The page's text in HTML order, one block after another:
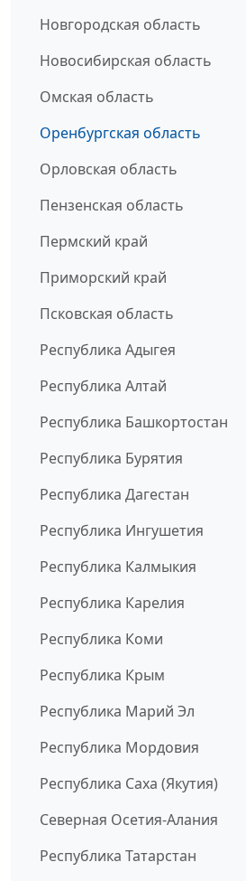
Новгородская область
Новосибирская область
Омская область
Оренбургская область
Орловская область
Пензенская область
Пермский край
Приморский край
Псковская область
Республика Адыгея
Республика Алтай
Республика Башкортостан
Республика Бурятия
Республика Дагестан
Республика Ингушетия
Республика Калмыкия
Республика Карелия
Республика Коми
Республика Крым
Республика Марий Эл
Республика Мордовия
Республика Саха (Якутия)
Северная Осетия-Алания
Республика Татарстан